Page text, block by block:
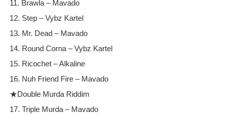
11. Brawla – Mavado
12. Step – Vybz Kartel
13. Mr. Dead – Mavado
14. Round Corna – Vybz Kartel
15. Ricochet – Alkaline
16. Nuh Friend Fire – Mavado
★Double Murda Riddim
17. Triple Murda – Mavado